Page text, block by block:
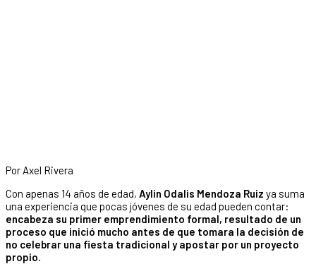
Por Axel Rivera
Con apenas 14 años de edad, Aylin Odalis Mendoza Ruiz ya suma
una experiencia que pocas jóvenes de su edad pueden contar:
encabeza su primer emprendimiento formal, resultado de un
proceso que inició mucho antes de que tomara la decisión de
no celebrar una fiesta tradicional y apostar por un proyecto
propio.